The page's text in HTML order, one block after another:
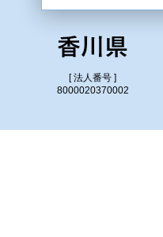
[ 法人番号 ]
8000020370002